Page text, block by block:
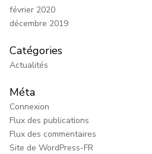
février 2020
décembre 2019
Catégories
Actualités
Méta
Connexion
Flux des publications
Flux des commentaires
Site de WordPress-FR